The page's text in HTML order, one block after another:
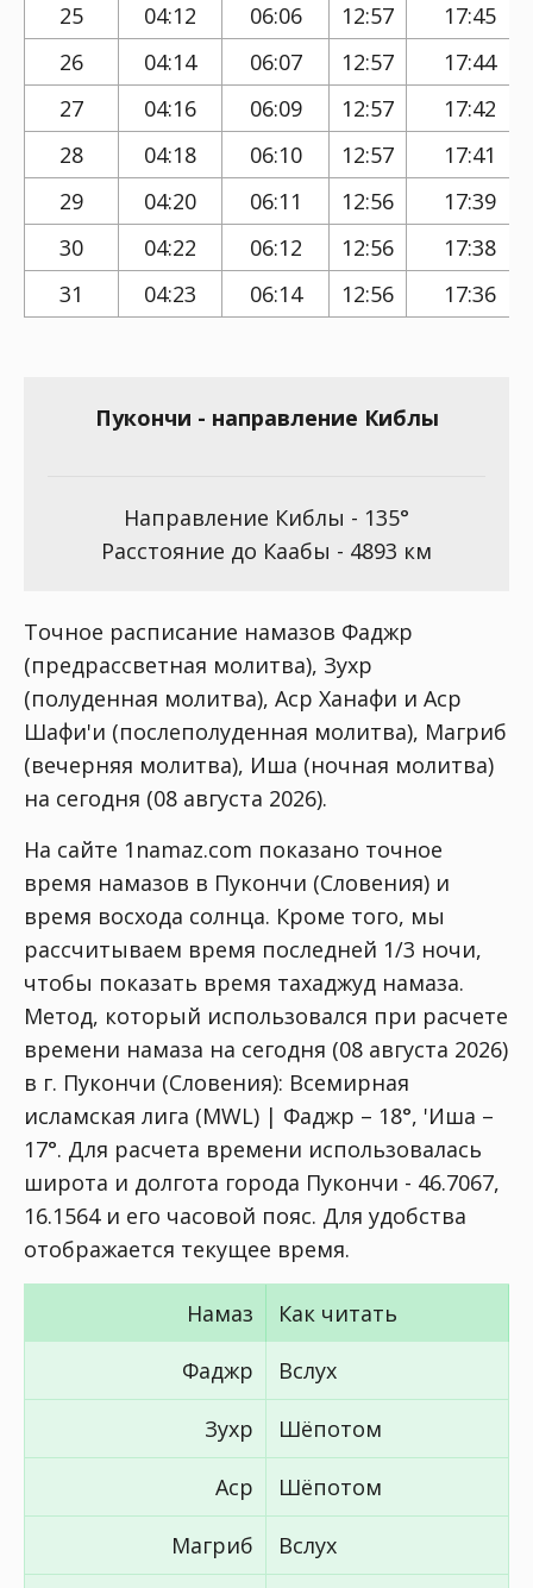
25 04:12 06:06 12:57
17:45
26
04:14 06:07 12:57
17:44
27
04:16 06:09 12:57
17:42
28
04:18 06:10 12:57
17:41
29
04:20 06:11 12:56
17:39
30
04:22 06:12 12:56
17:38
31
04:23 06:14 12:56 17:36
Пукончи - направление Киблы
Направление Киблы - 135°
Расстояние до Каабы - 4893 км
Точное расписание намазов Фаджр
(предрассветная молитва), Зухр
(полуденная молитва), Аср Ханафи и Аср
Шафи'и (послеполуденная молитва), Магриб
(вечерняя молитва), Иша (ночная молитва)
на сегодня (08 августа 2026).
На сайте 1namaz.com показано точное
время намазов в Пукончи (Словения) и
время восхода солнца. Кроме того, мы
рассчитываем время последней 1/3 ночи,
чтобы показать время тахаджуд намаза.
Метод, который использовался при расчете
времени намаза на сегодня (08 августа 2026)
в г. Пукончи (Словения): Всемирная
исламская лига (MWL) | Фаджр – 18°, 'Иша –
17°. Для расчета времени использовалась
широта и долгота города Пукончи - 46.7067,
16.1564 и его часовой пояс. Для удобства
отображается текущее время.
Намаз
Как читать
Фаджр
Вслух
Зухр Шёпотом
Аср Шёпотом
Магриб Вслух